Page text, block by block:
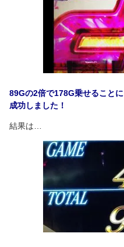
89Gの2倍で178G乗せることに
成功しました！
結果は…